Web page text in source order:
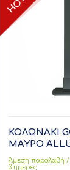
ΚΟΛΩΝΑΚΙ
ΜΑΥΡΟ
Άμεση παραλαβή /
3 ημέρες